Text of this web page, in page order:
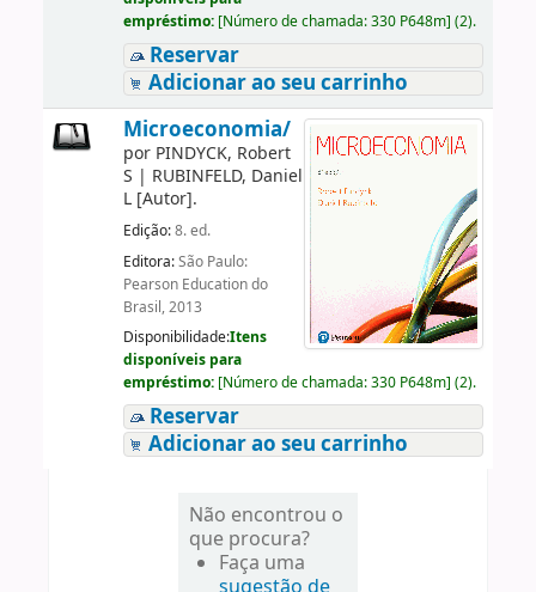
empréstimo: [Número de chamada:330 P648m] (2).
Reservar
Adicionar ao seu carrinho
Microeconomia/
por PINDYCK, Robert
S | RUBINFELD, Daniel
L[Autor].
Edição:8. ed.
Editora:São Paulo:
Pearson Education do
Brasil, 2013
Disponibilidade:Itens
disponíveis para
empréstimo: [Número de chamada:330 P648m] (2).
Reservar
Adicionar ao seu carrinho
Não encontrou o
que procura?
Faça uma